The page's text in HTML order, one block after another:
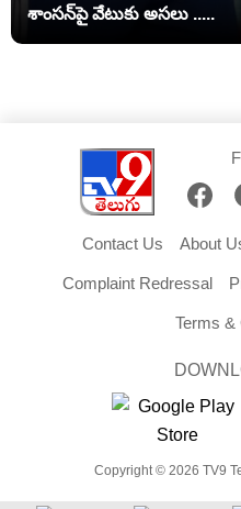
శాంసన్‌పై వేటుకు అసలు .....
Contact Us About
Complaint Redressal
Terms &
Copyright © 2026 TV9